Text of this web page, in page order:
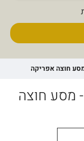
חוצה אפריקה
מסע חוצה